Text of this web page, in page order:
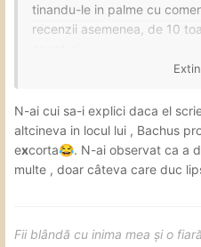
tinandu-le in palme cu
recenzii asemenea, de 10
nu in brate esti zburat, nu
merge cu spam-ul pana la
de plata, adica dunga.
N-ai cui sa-i explici daca el
altcineva in locul lui , Bachus
excorta😂. N-ai observat ca a
multe , doar câteva care duc
Fii blândă cu inima mea și o